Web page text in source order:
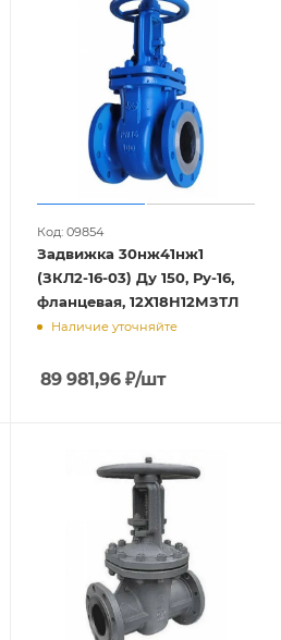
Код: 09854
Задвижка 30нж41нж1
(ЗКЛ2-16-03) Ду 150, Ру-16,
фланцевая, 12Х18Н12МЗТЛ
Наличие уточняйте
89 981,96 ₽/шт